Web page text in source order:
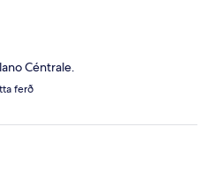
Céntrale.
ferð